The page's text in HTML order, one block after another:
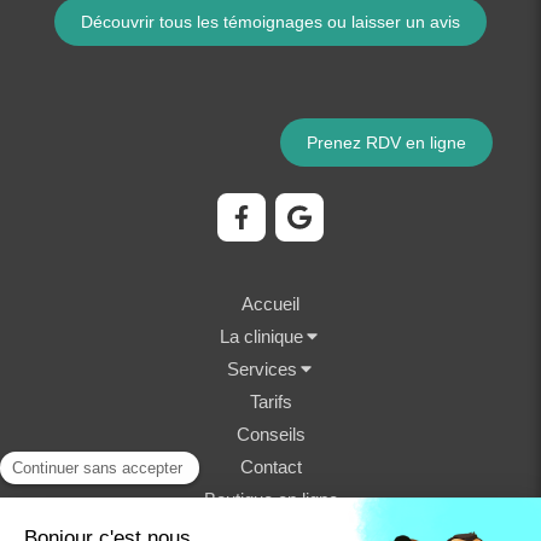
Découvrir tous les témoignages ou laisser un avis
Prenez RDV en ligne
Accueil
La clinique
Services
Tarifs
Conseils
Contact
Boutique en ligne